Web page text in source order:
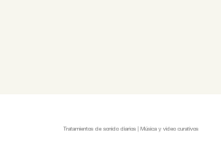
Tratamientos de sonido diarios | Música y video curativos